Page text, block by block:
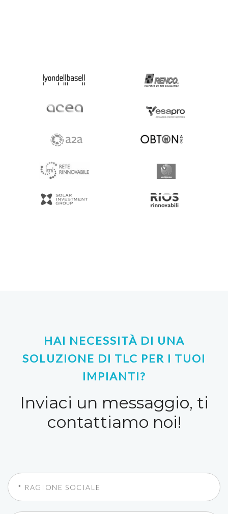
HAI NECESSITÀ DI UNA
SOLUZIONE DI TLC PER I TUOI
IMPIANTI?
Inviaci un messaggio, ti
contattiamo noi!